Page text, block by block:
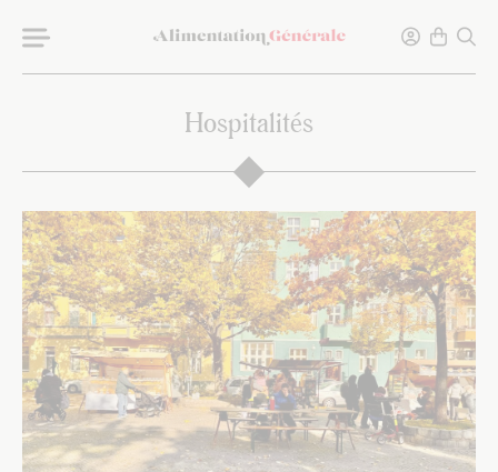
Hospitalités